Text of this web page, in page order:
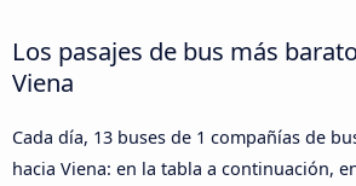
Los pasajes de bus más
Viena
Cada día, 13 buses de 1 compañías de
hacia Viena: en la tabla a continuación,